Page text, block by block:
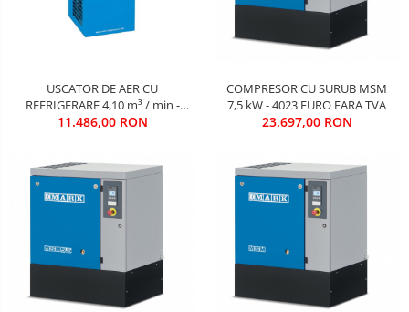
USCATOR DE AER CU
REFRIGERARE 4,10 m³ / min -
1950 EURO FARA TVA
11.486,00 RON
COMPRESOR CU SURUB MSM
7,5 kW - 4023 EURO FARA TVA
23.697,00 RON